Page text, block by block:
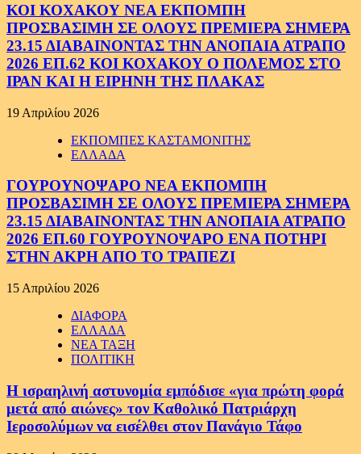
ΚΟΙ ΚΟΧΑΚΟΥ ΝΕΑ ΕΚΠΟΜΠΗ
ΠΡΟΣΒΑΣΙΜΗ ΣΕ ΟΛΟΥΣ ΠΡΕΜΙΕΡΑ ΣΗΜΕΡΑ
23.15 ΔΙΑΒΑΙΝΟΝΤΑΣ ΤΗΝ ΑΝΟΠΑΙΑ ΑΤΡΑΠΟ
2026 ΕΠ.62 ΚΟΙ ΚΟΧΑΚΟΥ Ο ΠΟΛΕΜΟΣ ΣΤΟ
ΙΡΑΝ ΚΑΙ Η ΕΙΡΗΝΗ ΤΗΣ ΠΛΑΚΑΣ
19 Απριλίου 2026
ΕΚΠΟΜΠΕΣ ΚΑΣΤΑΜΟΝΙΤΗΣ
ΕΛΛΑΔΑ
ΓΟΥΡΟΥΝΟΨΑΡΟ ΝΕΑ ΕΚΠΟΜΠΗ
ΠΡΟΣΒΑΣΙΜΗ ΣΕ ΟΛΟΥΣ ΠΡΕΜΙΕΡΑ ΣΗΜΕΡΑ
23.15 ΔΙΑΒΑΙΝΟΝΤΑΣ ΤΗΝ ΑΝΟΠΑΙΑ ΑΤΡΑΠΟ
2026 ΕΠ.60 ΓΟΥΡΟΥΝΟΨΑΡΟ ΕΝΑ ΠΟΤΗΡΙ
ΣΤΗΝ ΑΚΡΗ ΑΠΟ ΤΟ ΤΡΑΠΕΖΙ
15 Απριλίου 2026
ΔΙΑΦΟΡΑ
ΕΛΛΑΔΑ
ΝΕΑ ΤΑΞΗ
ΠΟΛΙΤΙΚΗ
Η ισραηλινή αστυνομία εμπόδισε «για πρώτη φορά
μετά από αιώνες» τον Καθολικό Πατριάρχη
Ιεροσολύμων να εισέλθει στον Πανάγιο Τάφο